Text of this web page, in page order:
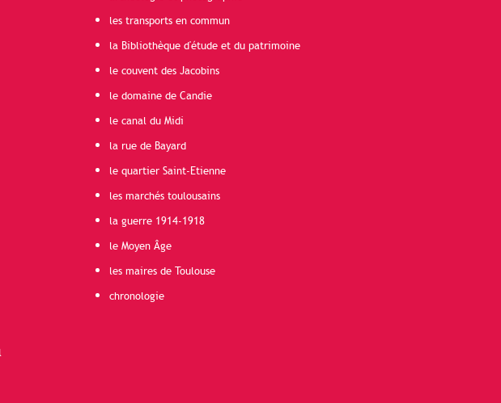
les transports en commun
la Bibliothèque d'étude et du patrimoine
le couvent des Jacobins
le domaine de Candie
le canal du Midi
la rue de Bayard
le quartier Saint-Etienne
les marchés toulousains
la guerre 1914-1918
le Moyen Âge
les maires de Toulouse
chronologie